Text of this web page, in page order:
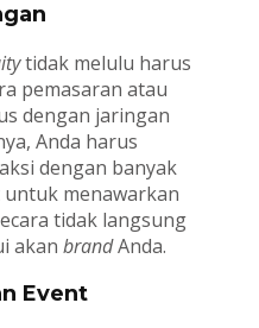
tidak melulu harus
pemasaran atau
dengan jaringan
Anda harus
dengan banyak
menawarkan
tidak langsung
akan brandAnda.
Event